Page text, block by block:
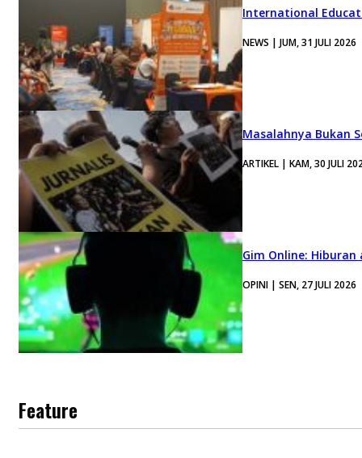
International
NEWS | JUM, 31 JULI 2026
Masalahnya Bukan
ARTIKEL | KAM, 30 JULI
Gim Online:
OPINI | SEN, 27 JULI 2026
Feature